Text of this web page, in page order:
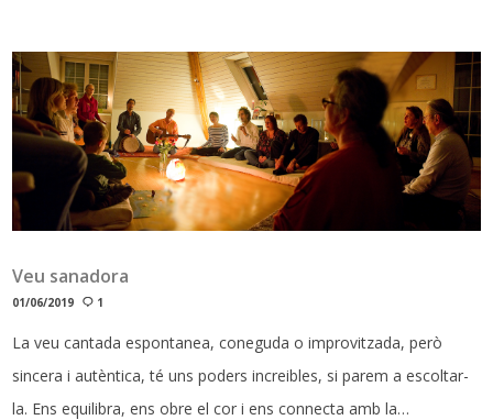
Veu sanadora
01/06/2019 1
La veu cantada espontanea, coneguda o improvitzada, però
sincera i autèntica, té uns poders increibles, si parem a escoltar-
la. Ens equilibra, ens obre el cor i ens connecta amb la…